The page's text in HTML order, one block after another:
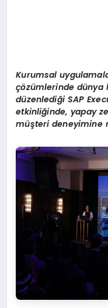
Kurumsal
çözümlerinde dünya
düzenlediği SAP
etkinliğinde, yapay
müşteri deneyimine